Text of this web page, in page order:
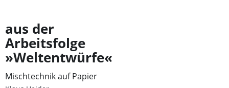
aus der
Arbeitsfolge
»Weltentwürfe«
Mischtechnik auf Papier